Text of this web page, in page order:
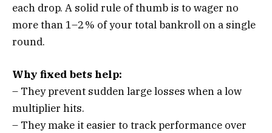
each drop. A solid rule of thumb is to wager no
more than 1–2 % of your total bankroll on a single
round.
Why fixed bets help:
– They prevent sudden large losses when a low
multiplier hits.
– They make it easier to track performance over